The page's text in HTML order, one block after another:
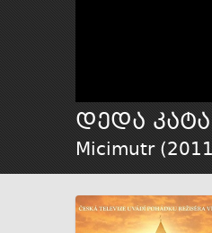
დედა კატა
Micimutr (2011